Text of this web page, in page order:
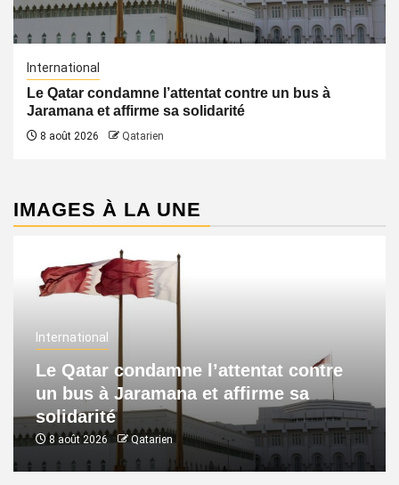
International
Le Qatar condamne l’attentat contre un bus à
Jaramana et affirme sa solidarité
8 août 2026 Qatarien
IMAGES À LA UNE
International
Le Qatar condamne l’attentat contre
un bus à Jaramana et affirme sa
solidarité
8 août 2026 Qatarien